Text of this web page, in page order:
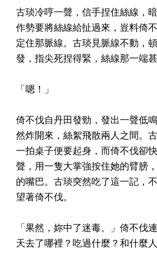
古琰冷哼一聲，信手捏住絲線，
作勢要將絲線給扯過來，豈料倚
定住那脈線。古琰見脈線不動，
發，指尖死捏得緊，絲線那一端
「嗯！」
倚不伐自丹田發勁，發出一聲低
然炸開來，絲絮飛散兩人之間。
一拍桌子便要起身，而倚不伐卻
聲，用一隻大掌強按住她的臂膀
的嘴巴。古琰突然吃了這一記，
望著倚不伐。
「果然，妳中了迷毒。」倚不伐
天去了哪裡？吃過什麼？和什麼人